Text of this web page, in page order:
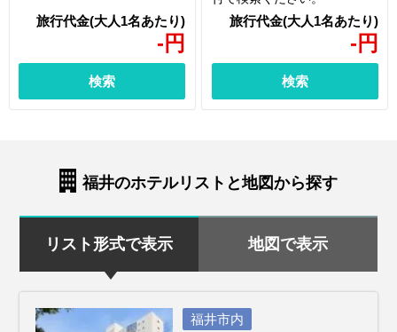
- 円
検索
- 円
検索
福井のホテルリストと地図から探す
リスト形式で表示 地図で表示
福井市内